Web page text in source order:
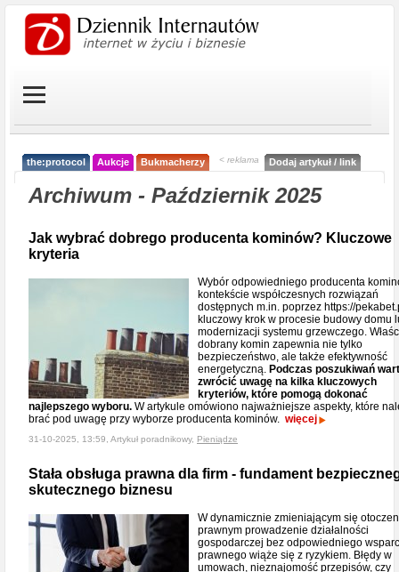
the:protocol Aukcje Bukmacherzy < reklama Dodaj artykuł / link
Archiwum - Październik 2025
Jak wybrać dobrego producenta kominów? Kluczowe
kryteria
Wybór odpowiedniego producenta
kontekście współczesnych rozwiązań
dostępnych m.in. poprzez https://
kluczowy krok w procesie budowy domu
modernizacji systemu grzewczego.
dobrany komin zapewnia nie tylko
bezpieczeństwo, ale także efektywność
energetyczną. Podczas poszukiwań
zwrócić uwagę na kilka kluczowych
kryteriów, które pomogą dokonać
najlepszego wyboru. W artykule omówiono najważniejsze aspekty, które
brać pod uwagę przy wyborze producenta kominów. więcej
31-10-2025, 13:59, Artykuł poradnikowy, Pieniądze
Stała obsługa prawna dla firm - fundament
skutecznego biznesu
W dynamicznie zmieniającym się
prawnym prowadzenie działalności
gospodarczej bez odpowiedniego
prawnego wiąże się z ryzykiem. Błędy w
umowach, nieznajomość przepisów, czy